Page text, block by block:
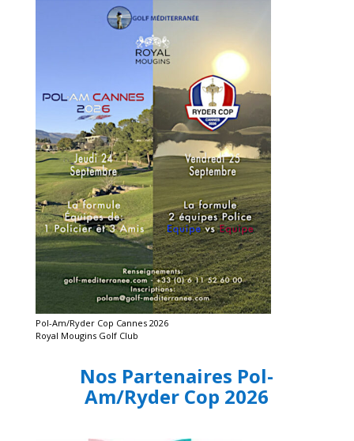
Pol-Am/Ryder Cop Cannes 2026
Royal Mougins Golf Club
Nos Partenaires Pol-
Am/Ryder Cop 2026